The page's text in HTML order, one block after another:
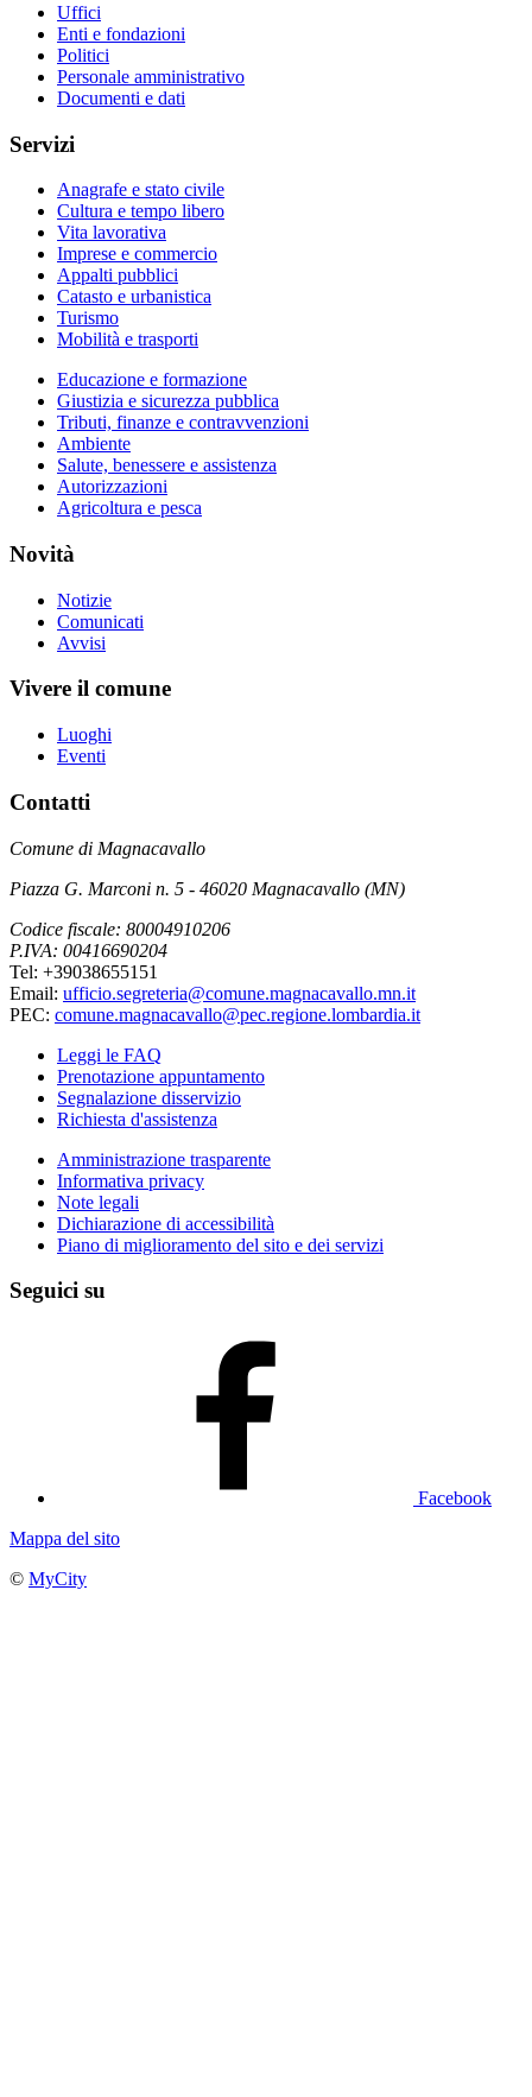
Uffici
Enti e fondazioni
Politici
Personale amministrativo
Documenti e dati
Servizi
Anagrafe e stato civile
Cultura e tempo libero
Vita lavorativa
Imprese e commercio
Appalti pubblici
Catasto e urbanistica
Turismo
Mobilità e trasporti
Educazione e formazione
Giustizia e sicurezza pubblica
Tributi, finanze e contravvenzioni
Ambiente
Salute, benessere e assistenza
Autorizzazioni
Agricoltura e pesca
Novità
Notizie
Comunicati
Avvisi
Vivere il comune
Luoghi
Eventi
Contatti
Comune di Magnacavallo
Piazza G. Marconi n. 5 - 46020 Magnacavallo (MN)
Codice fiscale: 80004910206
P.IVA: 00416690204
Tel: +39038655151
Email: ufficio.segreteria@comune.magnacavallo.mn.it
PEC: comune.magnacavallo@pec.regione.lombardia.it
Leggi le FAQ
Prenotazione appuntamento
Segnalazione disservizio
Richiesta d'assistenza
Amministrazione trasparente
Informativa privacy
Note legali
Dichiarazione di accessibilità
Piano di miglioramento del sito e dei servizi
Seguici su
Facebook
Mappa del sito
© MyCity